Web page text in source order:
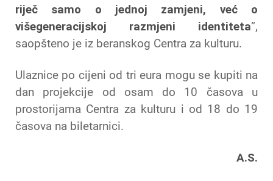
riječ samo o jednoj zamjeni, već o
višegeneracijskoj razmjeni identiteta”,
saopšteno je iz beranskog Centra za kulturu.
Ulaznice po cijeni od tri eura mogu se kupiti na
dan projekcije od osam do 10 časova u
prostorijama Centra za kulturu i od 18 do 19
časova na biletarnici.
A.S.